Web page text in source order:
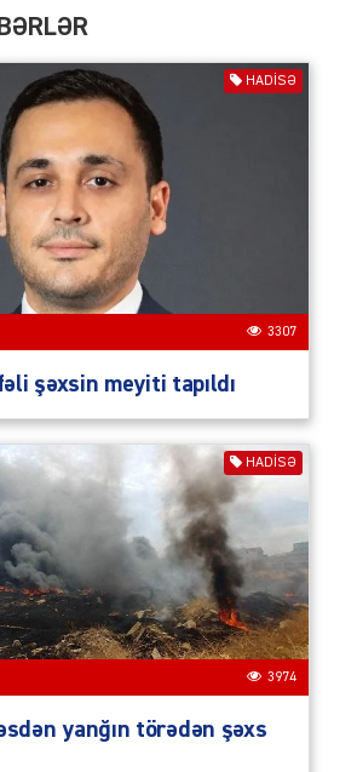
HADISƏ
3307
şəxsin meyiti tapıldı
HADISƏ
3974
yanğın törədən şəxs